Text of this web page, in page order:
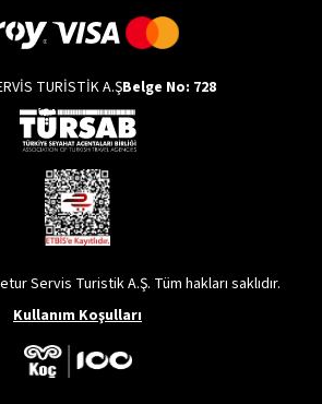
TURİSTİK A.ŞBelge No: 728
Servis Turistik A.Ş. Tüm hakları saklıdır.
Kullanım Koşulları